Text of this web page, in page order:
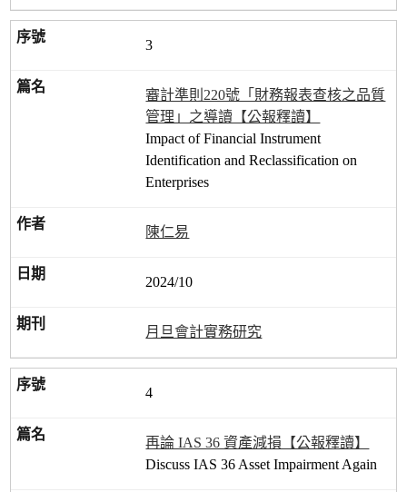
3
審計準則220號「財務報表查核之品質
管理」之導讀【公報釋讀】
Impact of Financial Instrument
Identification and Reclassification on
Enterprises
陳仁易
2024/10
月旦會計實務研究
4
再論 IAS 36 資產減損【公報釋讀】
Discuss IAS 36 Asset Impairment Again